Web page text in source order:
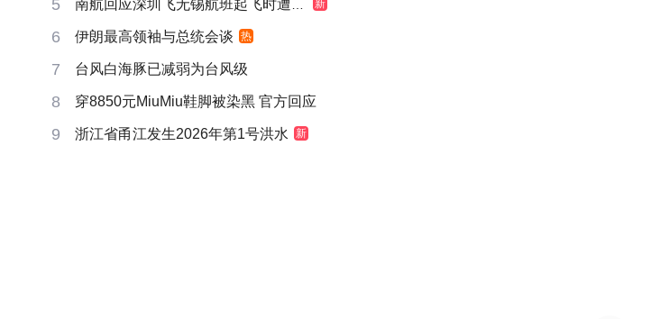
5 南航回应深圳飞无锡航班起飞时遭雷击 新
6 伊朗最高领袖与总统会谈 热
7 台风白海豚已减弱为台风级
8 穿8850元MiuMiu鞋脚被染黑 官方回应
9 浙江省甬江发生2026年第1号洪水 新